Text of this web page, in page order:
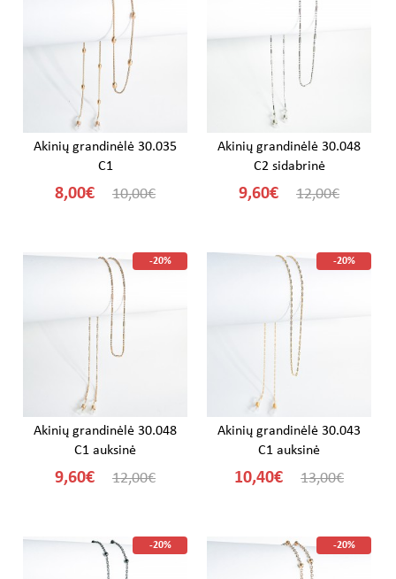
Akinių grandinėlė 30.035
C1
8,00€ 10,00€
Akinių grandinėlė 30.048
C2 sidabrinė
9,60€ 12,00€
-20%
Akinių grandinėlė 30.048
C1 auksinė
9,60€ 12,00€
-20%
Akinių grandinėlė 30.043
C1 auksinė
10,40€ 13,00€
-20% -20%